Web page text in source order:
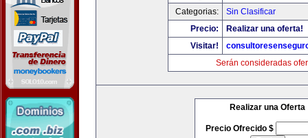
Categorias:
Sin Clasificar
Precio:
Realizar una oferta!
Visitar!
Serán consideradas
Realizar una Oferta
Precio Ofrecido $